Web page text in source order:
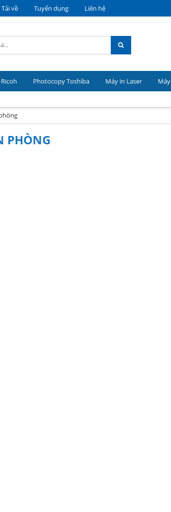
Tải về Tuyển dụng Liên hệ
Photocopy Toshiba Máy in Laser
PHÒNG